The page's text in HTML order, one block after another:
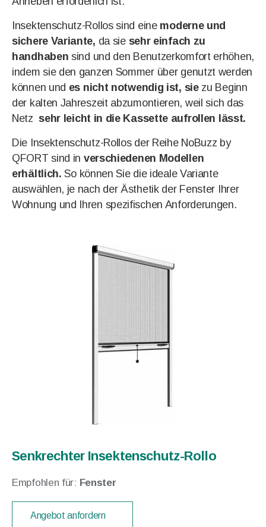
Insektenschutz-Rollos sind eine moderne und
sichere Variante, da sie sehr einfach zu
handhaben sind und den Benutzerkomfort erhöhen,
indem sie den ganzen Sommer über genutzt werden
können und es nicht notwendig ist, siezu Beginn
der kalten Jahreszeit abzumontieren, weil sich das
Netz sehr leicht in die Kassette aufrollen lässt.
Die Insektenschutz-Rollos der Reihe NoBuzz by
QFORT sind in verschiedenen Modellen
erhältlich.So können Sie die ideale Variante
auswählen, je nach der Ästhetik der Fenster Ihrer
Wohnung und Ihren spezifischen Anforderungen.
Senkrechter Insektenschutz-Rollo
Empfohlen für: Fenster
Angebot anfordern